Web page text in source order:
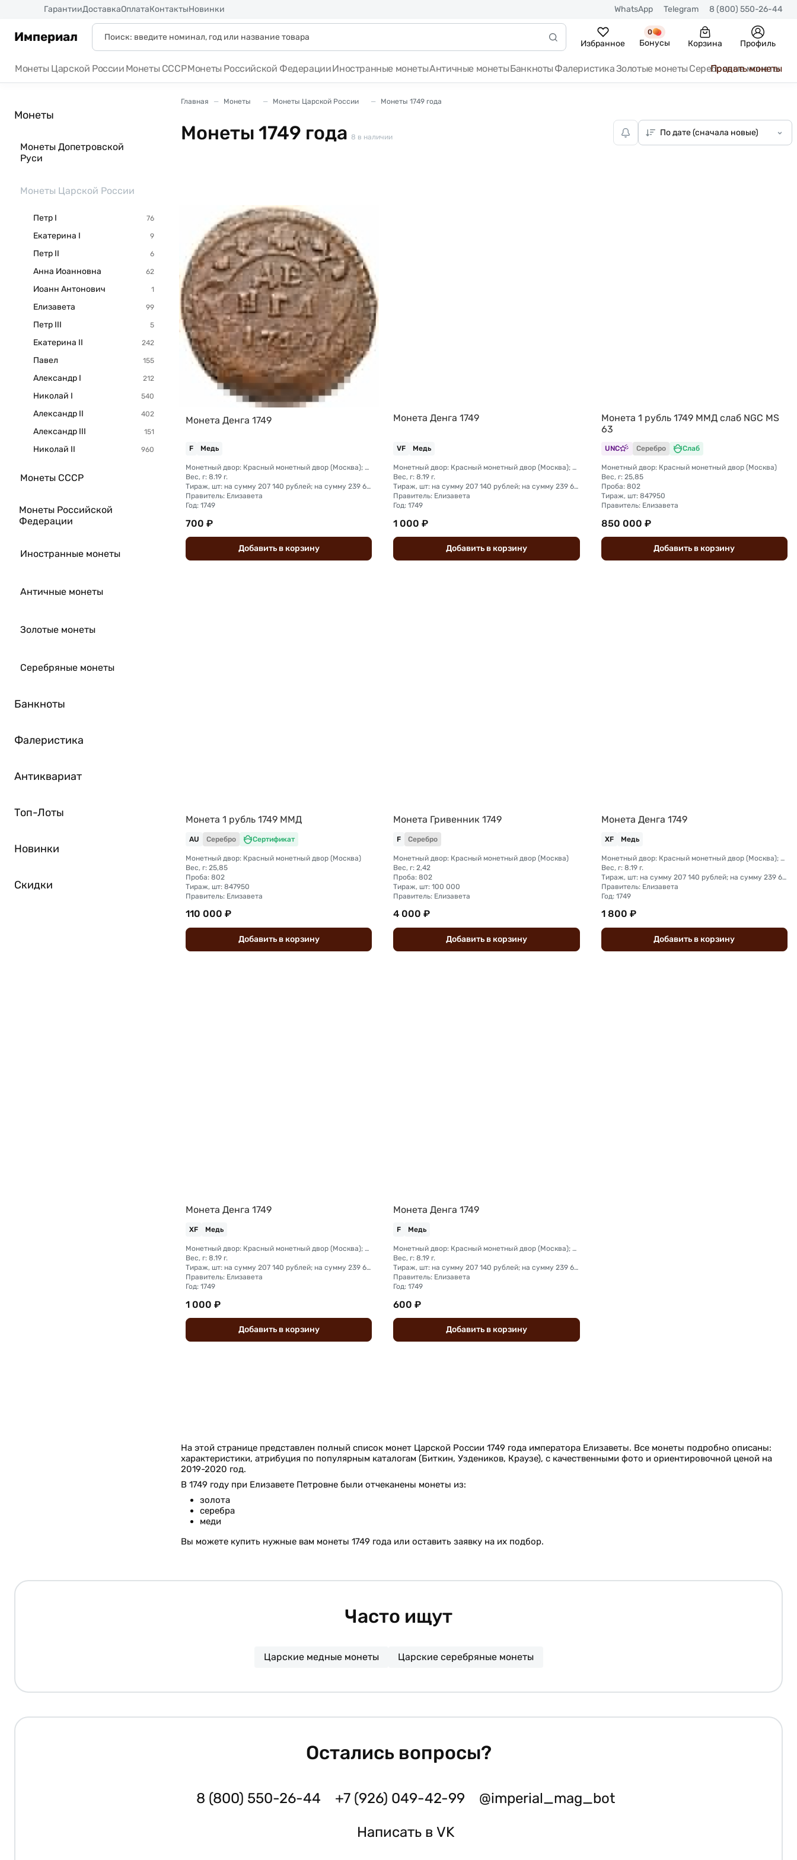
ГарантииДоставкаОплатаКонтактыНовинки WhatsApp Telegram 8 (800) 550-26-44
Империал Избранное
0
Бонусы Корзина Профиль
Монеты Царской России Монеты СССРМонеты Российской ФедерацииИностранные монетыАнтичные монетыБанкноты ФалеристикаЗолотые монеты Серебряные монеты
Продать монеты
Монеты
Монеты Допетровской
Руси
Монеты Царской России
Петр I
Екатерина I
Петр II
Анна Иоанновна
Иоанн Антонович
Елизавета
Петр III
Екатерина II
Павел
Александр I
Николай I
Александр II
Александр III
Николай II
Монеты СССР
Монеты Российской
Федерации
Иностранные монеты
Античные монеты
Золотые монеты
Серебряные монеты
Банкноты
Фалеристика
Антиквариат
Топ-Лоты
Новинки
Скидки
Главная Монеты Монеты Царской России Монеты 1749 года
Монеты 1749 года 8 в наличии
Монета Денга 1749
F Медь
Монетный двор: Красный монетный двор (Москва); Екатеринбургский монетный двор
Вес, г: 8.19 г.
Тираж, шт: на сумму 207 140 рублей; на сумму 239 600 рублей
Правитель: Елизавета
Год: 1749
700 ₽
Добавить вкорзину
Монета Денга 1749
VF Медь
Монетный двор: Красный монетный двор (Москва); Екатеринбургский монетный двор
Вес, г: 8.19 г.
Тираж, шт: на сумму 207 140 рублей; на сумму 239 600 рублей
Правитель: Елизавета
Год: 1749
1 000 ₽
Добавить вкорзину
Монета 1 рубль 1749 ММД слаб NGC MS
63
UNC Серебро Слаб
Монетный двор: Красный монетный двор (Москва)
Вес, г: 25,85
Проба: 802
Тираж, шт: 847950
Правитель: Елизавета
850 000 ₽
Добавить в корзину
Монета 1 рубль 1749 ММД
AU Серебро Сертификат
Монетный двор: Красный монетный двор (Москва)
Вес, г: 25,85
Проба: 802
Тираж, шт: 847950
Правитель: Елизавета
110 000 ₽
Добавить вкорзину
Монета Гривенник 1749
F Серебро
Монетный двор: Красный монетный двор (Москва)
Вес, г: 2,42
Проба: 802
Тираж, шт: 100 000
Правитель: Елизавета
4 000 ₽
Добавить вкорзину
Монета Денга 1749
XF Медь
Монетный двор: Красный монетный двор (Москва); Екатеринбургский монетный двор
Вес, г: 8.19 г.
Тираж, шт: на сумму 207 140 рублей; на сумму 239 600 рублей
Правитель: Елизавета
Год: 1749
1 800 ₽
Добавить в корзину
Монета Денга 1749
XF Медь
Монетный двор: Красный монетный двор (Москва); Екатеринбургский монетный двор
Вес, г: 8.19 г.
Тираж, шт: на сумму 207 140 рублей; на сумму 239 600 рублей
Правитель: Елизавета
Год: 1749
1 000 ₽
Добавить вкорзину
Монета Денга 1749
F Медь
Монетный двор: Красный монетный двор (Москва); Екатеринбургский монетный двор
Вес, г: 8.19 г.
Тираж, шт: на сумму 207 140 рублей; на сумму 239 600 рублей
Правитель: Елизавета
Год: 1749
600 ₽
Добавить вкорзину
На этой странице представлен полный список монет Царской России 1749 года императора Елизаветы. Все монеты подробно описаны:
характеристики, атрибуция по популярным каталогам (Биткин, Уздеников, Краузе), с качественными фото и ориентировочной ценой на
2019-2020 год.
В 1749 году при Елизавете Петровне были отчеканены монеты из:
золота
серебра
меди
Вы можете купить нужные вам монеты 1749 года или оставить заявку на их подбор.
Часто ищут
Царские медные монеты Царские серебряные монеты
Остались вопросы?
8 (800) 550-26-44 +7 (926) 049-42-99 @imperial_mag_bot
Написать в VK